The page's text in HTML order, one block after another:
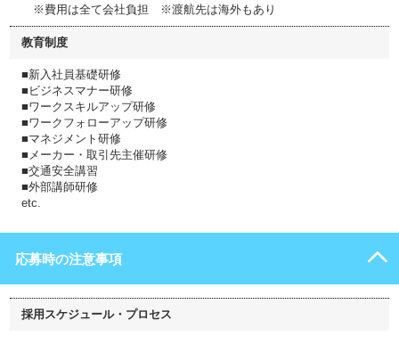
※費用は全て会社負担 ※渡航先は海外もあり
教育制度
■新入社員基礎研修
■ビジネスマナー研修
■ワークスキルアップ研修
■ワークフォローアップ研修
■マネジメント研修
■メーカー・取引先主催研修
■交通安全講習
■外部講師研修
etc.
応募時の注意事項
採用スケジュール・プロセス